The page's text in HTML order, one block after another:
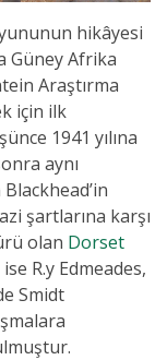
hikâyesi
Güney Afrika
Araştırma
için ilk
1941 yılına
aynı
şartlarına karşı
olan Dorset
R.y Edmeades,
Smidt